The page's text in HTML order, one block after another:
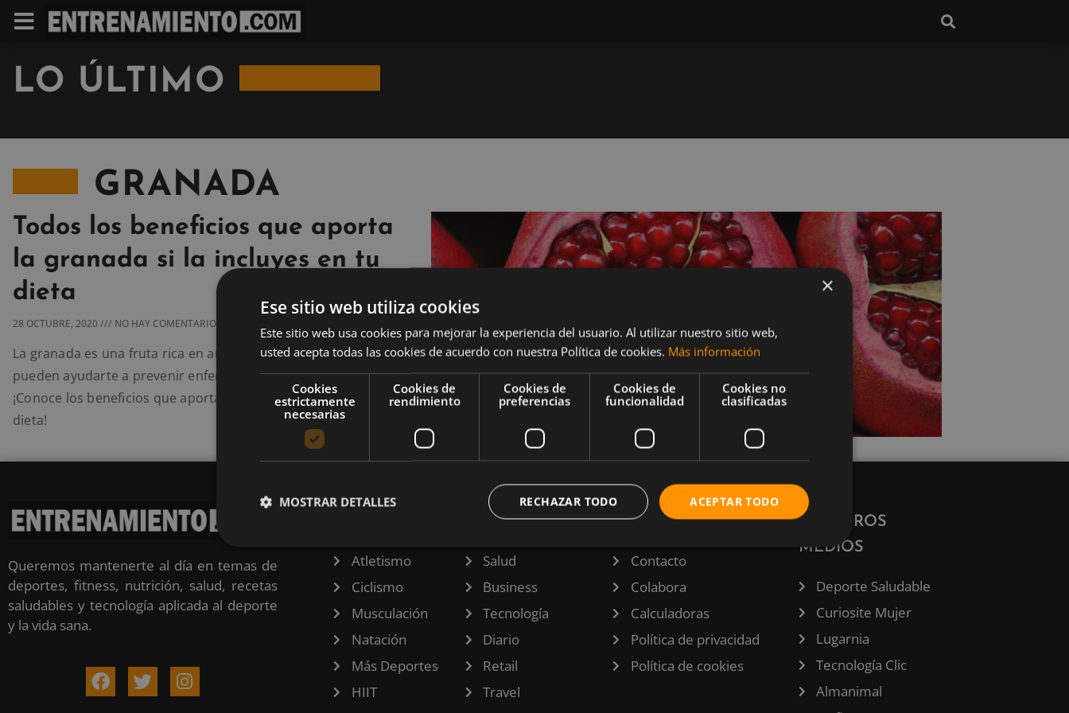
LO ÚLTIMO
GRANADA
Todos los beneficios que aporta
la granada si la incluyes en tu
dieta
28 OCTUBRE, 2020 NO HAY COMENTARIOS
La granada es una fruta rica en antioxidantes y nutrientes que
pueden ayudarte a prevenir enfermedades y a mejorar tu salud.
¡Conoce los beneficios que aporta la granada si la incluyes en tu
dieta!
Queremos mantenerte al día en temas de
deportes, fitness, nutrición, salud, recetas
saludables y tecnología aplicada al deporte
y la vida sana.
Atletismo
Ciclismo
Musculación
Natación
Más Deportes
HIIT
Salud
Business
Tecnología
Diario
Retail
Travel
INFORMACIÓN
Contacto
Colabora
Calculadoras
Política de privacidad
Política de cookies
NUESTROS
MEDIOS
Deporte Saludable
Curiosite Mujer
Lugarnia
Tecnología Clic
Almanimal
×
Ese sitio web utiliza cookies
Este sitio web usa cookies para mejorar la experiencia del usuario. Al utilizar nuestro sitio web,
usted acepta todas las cookies de acuerdo con nuestra Política de cookies. Más información
Cookies
estrictamente
necesarias
Cookies de
rendimiento
Cookies de
preferencias
Cookies de
funcionalidad
Cookies no
clasificadas
ACEPTAR TODO
RECHAZAR TODO
MOSTRAR DETALLES